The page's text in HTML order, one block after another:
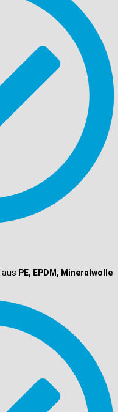
aus PE, EPDM, Mineralwolle